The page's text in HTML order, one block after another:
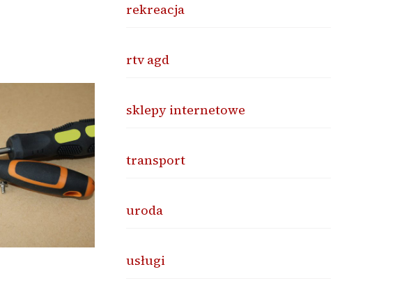
rekreacja
rtv agd
sklepy internetowe
transport
uroda
usługi